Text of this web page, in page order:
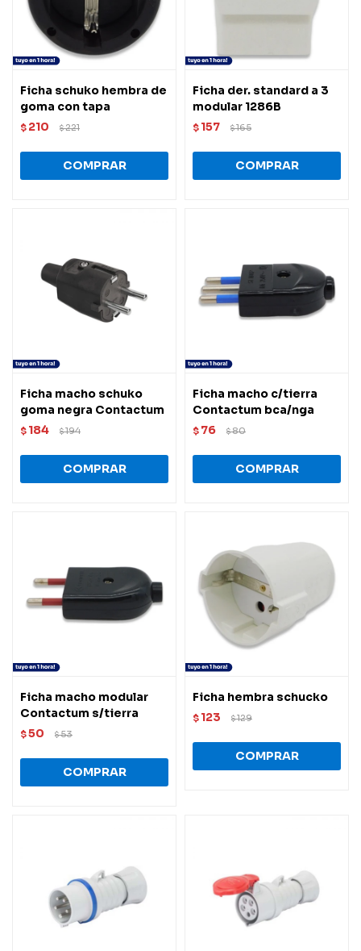
Ficha schuko hembra de
goma con tapa
$ 210 $221
Ficha der. standard a 3
modular 1286B
$ 157 $165
Ficha macho schuko
goma negra Contactum
$ 184 $194
Ficha macho c/tierra
Contactum bca/nga
$ 76 $80
Ficha macho modular
Contactum s/tierra
$50 $53
Ficha hembra schucko
$ 123 $129